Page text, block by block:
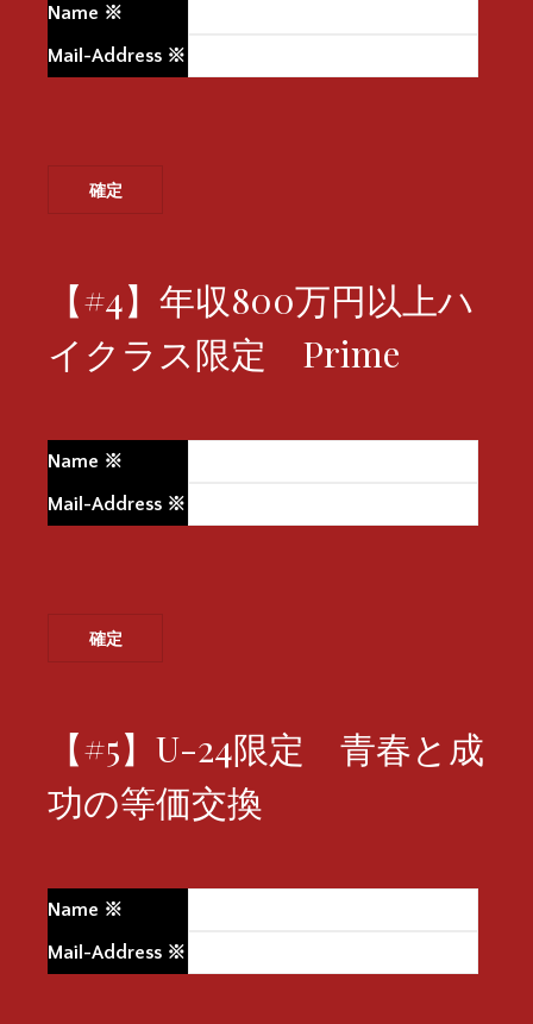
Name ※
Mail-Address ※
【#4】年収800万円以上ハ
イクラス限定 Prime
Name ※
Mail-Address ※
【#5】U-24限定 青春と成
功の等価交換
Name ※
Mail-Address ※